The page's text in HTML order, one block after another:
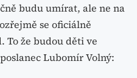
budu umírat, ale ne na
se oficiálně
To že budou děti ve
Lubomír Volný: